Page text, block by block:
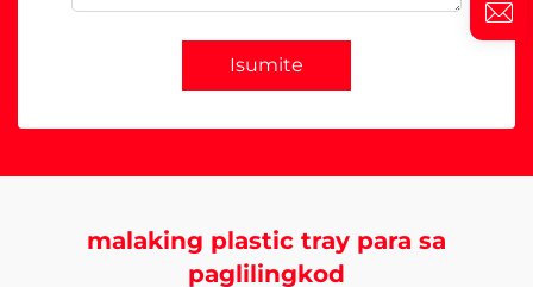
Isumite
malaking plastic tray para sa
paglilingkod